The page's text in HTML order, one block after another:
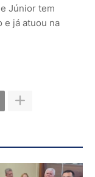
Júnior tem
e já atuou na